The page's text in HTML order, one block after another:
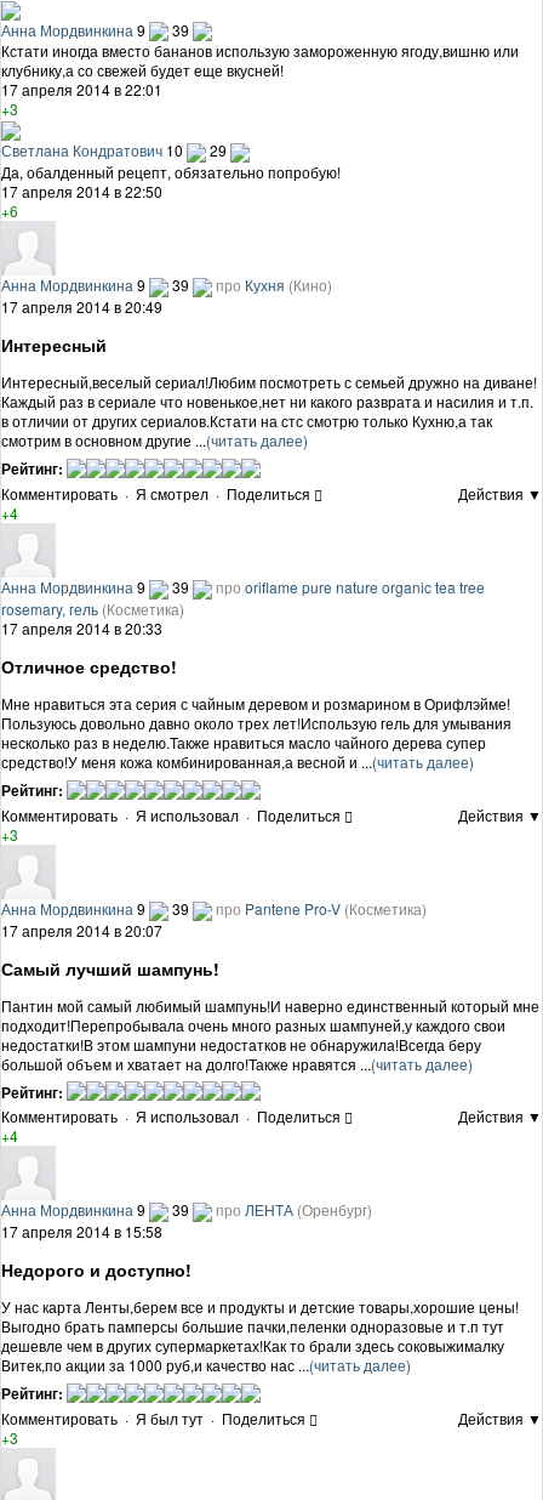
Анна Мордвинкина 9
39
Кстати иногда вместо бананов использую замороженную ягоду,вишню или
клубнику,а со свежей будет еще вкусней!
17 апреля 2014 в 22:01
+3
Светлана Кондратович 10
29
Да, обалденный рецепт, обязательно попробую!
17 апреля 2014 в 22:50
+6
Анна Мордвинкина 9 39 про Кухня (Кино)
17 апреля 2014 в 20:49
Интересный
Интересный,веселый сериал!Любим посмотреть с семьей дружно на диване!
Каждый раз в сериале что новенькое,нет ни какого разврата и насилия и т.п.
в отличии от других сериалов.Кстати на стс смотрю только Кухню,а так
смотрим в основном другие ...(читать далее)
Рейтинг:
Комментировать · Я смотрел · Поделиться
Действия ▼
+4
Анна Мордвинкина 9 39 про oriflame pure nature organic tea tree
rosemary, гель (Косметика)
17 апреля 2014 в 20:33
Отличное средство!
Мне нравиться эта серия с чайным деревом и розмарином в Орифлэйме!
Пользуюсь довольно давно около трех лет!Использую гель для умывания
несколько раз в неделю.Также нравиться масло чайного дерева супер
средство!У меня кожа комбинированная,а весной и ...(читать далее)
Рейтинг:
Комментировать · Я использовал · Поделиться
Действия ▼
+3
Анна Мордвинкина 9 39 про Pantene Pro-V (Косметика)
17 апреля 2014 в 20:07
Самый лучший шампунь!
Пантин мой самый любимый шампунь!И наверно единственный который мне
подходит!Перепробывала очень много разных шампуней,у каждого свои
недостатки!В этом шампуни недостатков не обнаружила!Всегда беру
большой объем и хватает на долго!Также нравятся ...(читать далее)
Рейтинг:
Комментировать · Я использовал · Поделиться
Действия ▼
+4
Анна Мордвинкина9 39 про ЛЕНТА (Оренбург)
17 апреля 2014 в 15:58
Недорого и доступно!
У нас карта Ленты,берем все и продукты и детские товары,хорошие цены!
Выгодно брать памперсы большие пачки,пеленки одноразовые и т.п тут
дешевле чем в других супермаркетах!Как то брали здесь соковыжималку
Витек,по акции за 1000 руб,и качество нас ...(читать далее)
Рейтинг:
Комментировать · Я был тут · Поделиться
Действия ▼
+3